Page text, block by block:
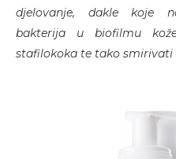
djelovanje, dakle koje
bakterija u biofilmu
stafilokoka te tako smirivati